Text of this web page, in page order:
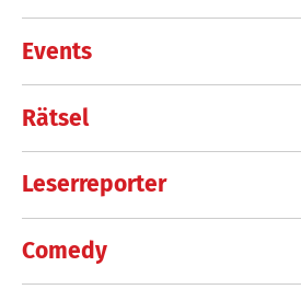
Events
Rätsel
Leserreporter
Comedy